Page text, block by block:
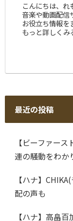
こんにちは、れ
音楽や動画配信
お役立ち情報を
もっと詳しく
最近の投稿
【ビーファー
連の騒動をわか
【ハナ】
配の声も
【ハナ】高畠